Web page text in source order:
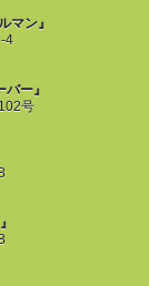
マン』
4
ー』
号